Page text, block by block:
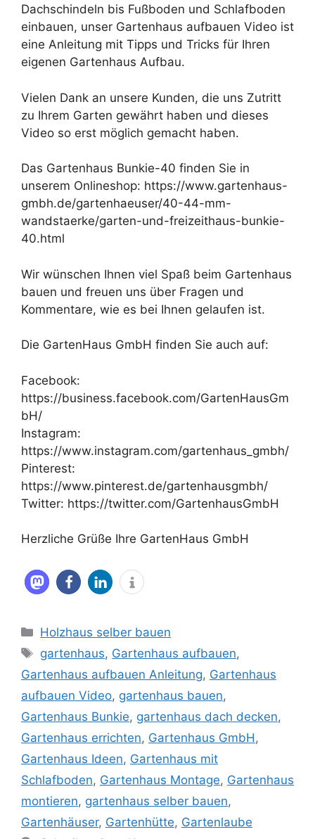
Dachschindeln bis Fußboden und Schlafboden
einbauen, unser Gartenhaus aufbauen Video ist
eine Anleitung mit Tipps und Tricks für Ihren
eigenen Gartenhaus Aufbau.
Vielen Dank an unsere Kunden, die uns Zutritt
zu Ihrem Garten gewährt haben und dieses
Video so erst möglich gemacht haben.
Das Gartenhaus Bunkie-40 finden Sie in
unserem Onlineshop: https://www.gartenhaus-
gmbh.de/gartenhaeuser/40-44-mm-
wandstaerke/garten-und-freizeithaus-bunkie-
40.html
Wir wünschen Ihnen viel Spaß beim Gartenhaus
bauen und freuen uns über Fragen und
Kommentare, wie es bei Ihnen gelaufen ist.
Die GartenHaus GmbH finden Sie auch auf:
Facebook:
https://business.facebook.com/GartenHausGm
bH/
Instagram:
https://www.instagram.com/gartenhaus_gmbh/
Pinterest:
https://www.pinterest.de/gartenhausgmbh/
Twitter: https://twitter.com/GartenhausGmbH
Herzliche Grüße Ihre GartenHaus GmbH
Kategorien
Holzhaus selber bauen
Schlagwörter
gartenhaus, Gartenhaus aufbauen,
Gartenhaus aufbauen Anleitung, Gartenhaus
aufbauen Video, gartenhaus bauen,
Gartenhaus Bunkie, gartenhaus dach decken,
Gartenhaus errichten, Gartenhaus GmbH ,
Gartenhaus Ideen, Gartenhaus mit
Schlafboden, Gartenhaus Montage, Gartenhaus
montieren, gartenhaus selber bauen,
Gartenhäuser, Gartenhütte, Gartenlaube